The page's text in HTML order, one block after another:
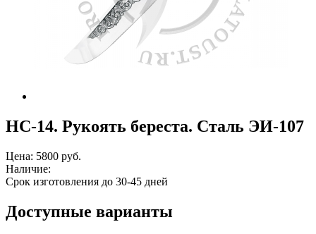
НС-14. Рукоять береста. Сталь ЭИ-107
Цена: 5800 руб.
Наличие:
Срок изготовления до 30-45 дней
Доступные варианты